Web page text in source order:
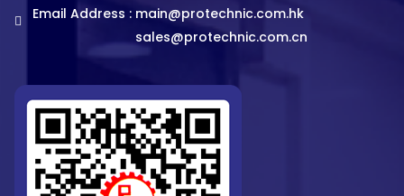
Email Address : main@protechnic.com.hk
sales@protechnic.com.cn